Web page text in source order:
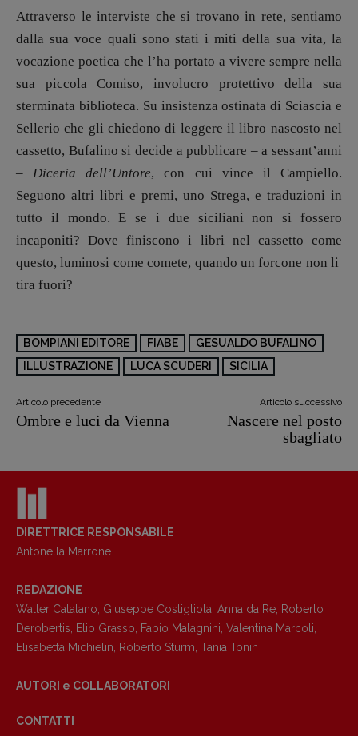
Attraverso le interviste che si trovano in rete, sentiamo
dalla sua voce quali sono stati i miti della sua vita, la
vocazione poetica che l’ha portato a vivere sempre nella
sua piccola Comiso, involucro protettivo della sua
sterminata biblioteca. Su insistenza ostinata di Sciascia e
Sellerio che gli chiedono di leggere il libro nascosto nel
cassetto, Bufalino si decide a pubblicare – a sessant’anni
–Diceria dell’Untore, con cui vince il Campiello.
Seguono altri libri e premi, uno Strega, e traduzioni in
tutto il mondo.E se i due siciliani non si fossero
incaponiti? Dove finiscono i libri nel cassetto come
questo, luminosi come comete, quando un forcone non li
tira fuori?
BOMPIANI EDITORE FIABE
GESUALDO BUFALINO
ILLUSTRAZIONE
LUCA SCUDERI SICILIA
Articolo precedente
Ombre e luci da Vienna
Articolo successivo
Nascere nel posto
sbagliato
DIRETTRICE RESPONSABILE
Antonella Marrone
REDAZIONE
Walter Catalano Giuseppe Costigliola Anna da Re Roberto
Derobertis
Elio Grasso Fabio Malagnini Valentina Marcoli
Elisabetta Michielin
Roberto Sturm Tania Tonin
AUTORI e COLLABORATORI
CONTATTI